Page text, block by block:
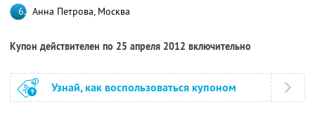
Анна Петрова, Москва
Купон действителен по 25 апреля 2012 включительно
Узнай, как воспользоваться купоном